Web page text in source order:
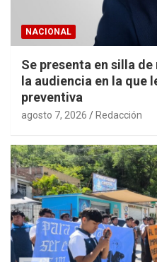
NACIONAL
Se presenta en silla
la audiencia en la que
preventiva
agosto 7, 2026 Redacción